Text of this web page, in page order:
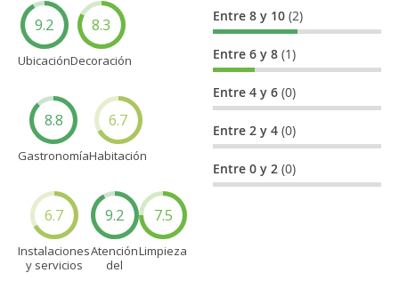
9.2
Ubicación
8.3
Decoración
8.8
Gastronomía
6.7
Habitación
6.7
Instalaciones
y servicios
9.2
Atención
del
7.5
Limpieza
Entre 8 y 10(2)
Entre 6 y 8(1)
Entre 4 y 6(0)
Entre 2 y 4(0)
Entre 0 y 2(0)